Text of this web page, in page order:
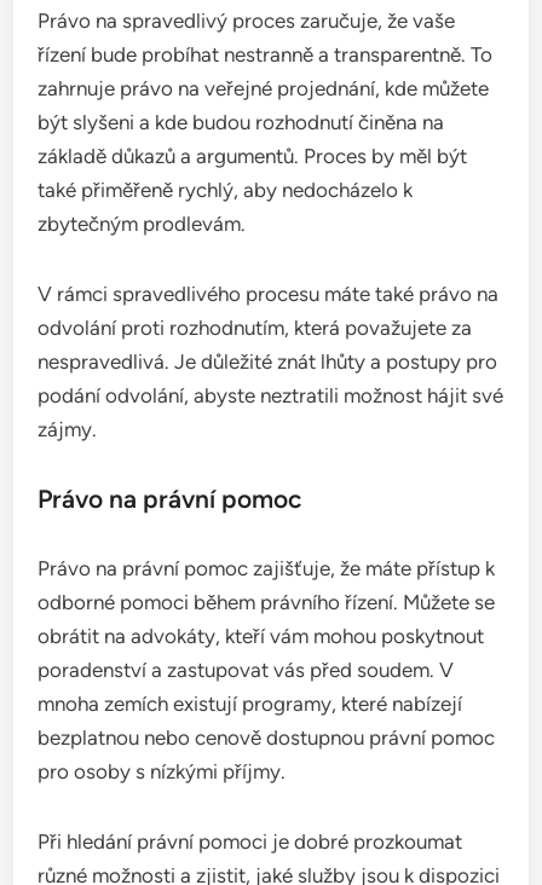
Právo na spravedlivý proces zaručuje, že vaše
řízení bude probíhat nestranně a transparentně. To
zahrnuje právo na veřejné projednání, kde můžete
být slyšeni a kde budou rozhodnutí činěna na
základě důkazů a argumentů. Proces by měl být
také přiměřeně rychlý, aby nedocházelo k
zbytečným prodlevám.
V rámci spravedlivého procesu máte také právo na
odvolání proti rozhodnutím, která považujete za
nespravedlivá. Je důležité znát lhůty a postupy pro
podání odvolání, abyste neztratili možnost hájit své
zájmy.
Právo na právní pomoc
Právo na právní pomoc zajišťuje, že máte přístup k
odborné pomoci během právního řízení. Můžete se
obrátit na advokáty, kteří vám mohou poskytnout
poradenství a zastupovat vás před soudem. V
mnoha zemích existují programy, které nabízejí
bezplatnou nebo cenově dostupnou právní pomoc
pro osoby s nízkými příjmy.
Při hledání právní pomoci je dobré prozkoumat
různé možnosti a zjistit, jaké služby jsou k dispozici